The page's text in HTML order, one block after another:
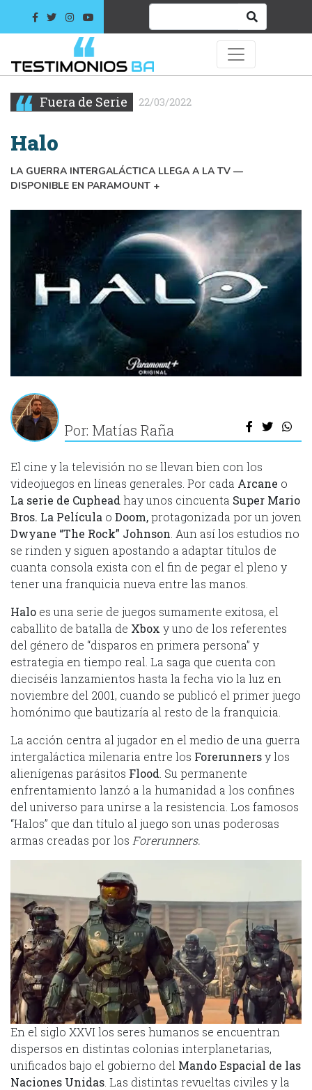
Fuera de Serie 22/03/2022
Halo
LA GUERRA INTERGALÁCTICA LLEGA A LA TV —
DISPONIBLE EN PARAMOUNT +
Por: Matías Raña
El cine y la televisión no se llevan bien con los
videojuegos en líneas generales. Por cada Arcane o
La serie de Cuphead hay unos cincuenta Super Mario
Bros. La Película o Doom,protagonizada por un joven
Dwyane “The Rock” Johnson . Aun así los estudios no
se rinden y siguen apostando a adaptar títulos de
cuanta consola exista con el fin de pegar el pleno y
tener una franquicia nueva entre las manos.
Halo es una serie de juegos sumamente exitosa, el
caballito de batalla de Xbox y uno de los referentes
del género de “disparos en primera persona” y
estrategia en tiempo real. La saga que cuenta con
dieciséis lanzamientos hasta la fecha vio la luz en
noviembre del 2001, cuando se publicó el primer juego
homónimo que bautizaría al resto de la franquicia.
La acción centra al jugador en el medio de una guerra
intergaláctica milenaria entre los Forerunnersy los
alienígenas parásitos Flood . Su permanente
enfrentamiento lanzó a la humanidad a los confines
del universo para unirse a la resistencia. Los famosos
“Halos” que dan título al juego son unas poderosas
armas creadas por los Forerunners.
En el siglo XXVI los seres humanos se encuentran
dispersos en distintas colonias interplanetarias,
unificados bajo el gobierno del Mando Espacial de las
Naciones Unidas . Las distintas revueltas civiles y la